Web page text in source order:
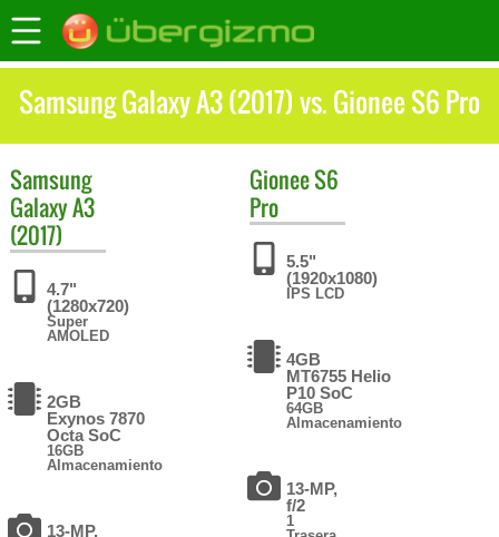
Samsung Galaxy A3 (2017) vs. Gionee S6 Pro
Samsung
Galaxy A3
(2017)
4.7"
(1280x720)
Super
AMOLED
2GB
Exynos 7870
Octa SoC
16GB
Almacenamiento
13-MP,
GioneeS6
Pro
5.5"
(1920x1080)
IPS LCD
4GB
MT6755 Helio
P10 SoC
64GB
Almacenamiento
13-MP,
f/2
1